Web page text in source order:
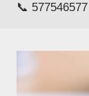
📞 577546577